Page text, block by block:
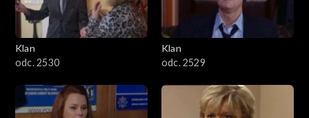
Klan
odc. 2530
Klan
odc. 2529